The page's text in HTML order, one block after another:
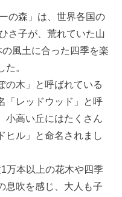
の森」は、世界各国の
さ子が、荒れていた山
の風土に合った四季を楽
。
の木」と呼ばれている
「レッドウッド」と呼
小高い丘にはたくさん
ヒル」と命名されまし
万本以上の花木や四季
息吹を感じ、大人も子